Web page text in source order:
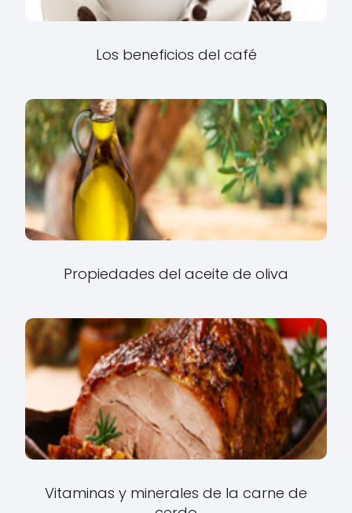
Los beneficios del café
Propiedades del aceite de oliva
Vitaminas y minerales de la carne de